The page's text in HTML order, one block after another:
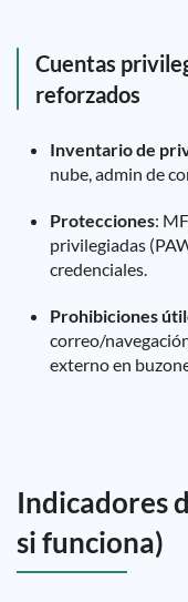
Cuentas
reforzados
Inventario de
nube, admin de
Protecciones:
privilegiadas
credenciales.
Prohibiciones
correo/
externo en
Indicadores
si funciona)